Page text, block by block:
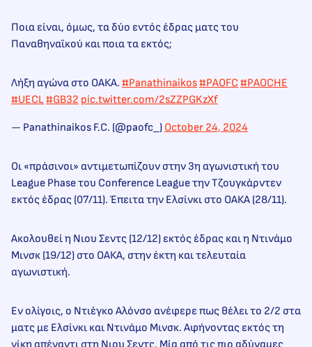
Ποια είναι, όμως, τα δύο εντός έδρας ματς του
Παναθηναϊκού και ποια τα εκτός;
Λήξη αγώνα στο ΟΑΚΑ. #Panathinaikos#PAOFC #PAOCHE
#UECL#GB32 pic.twitter.com/2sZZPGKzXf
— Panathinaikos F.C. (@paofc_) October 24, 2024
Οι «πράσινοι» αντιμετωπίζουν στην 3η αγωνιστική του
League Phase του Conference League την Τζουγκάρντεν
εκτός έδρας (07/11). Έπειτα την Ελσίνκι στο ΟΑΚΑ (28/11).
Ακολουθεί η Νιου Σεντς (12/12) εκτός έδρας και η Ντινάμο
Μινσκ (19/12) στο ΟΑΚΑ, στην έκτη και τελευταία
αγωνιστική.
Εν ολίγοις, ο Ντιέγκο Αλόνσο ανέφερε πως θέλει το 2/2 στα
ματς με Ελσίνκι και Ντινάμο Μινσκ. Αφήνοντας εκτός τη